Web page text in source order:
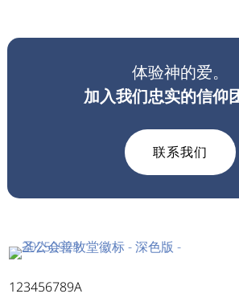
体验神的爱。
加入我们忠实的信仰
联系我们
123456789A